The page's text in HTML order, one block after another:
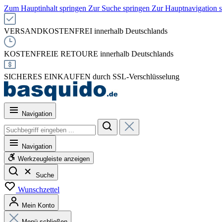
Zum Hauptinhalt springen Zur Suche springen Zur Hauptnavigation
VERSANDKOSTENFREI innerhalb Deutschlands
KOSTENFREIE RETOURE innerhalb Deutschlands
SICHERES EINKAUFEN durch SSL-Verschlüsselung
Navigation
Navigation
Werkzeugleiste anzeigen
Suche
Wunschzettel
Mein Konto